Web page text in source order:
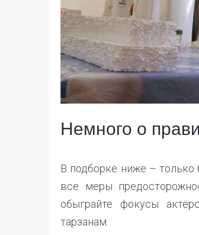
Немного о
В подборке ниже –
все меры
обыграйте фокусы
тарзанам.